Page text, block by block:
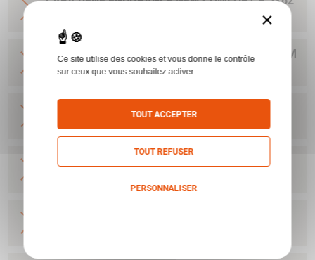
CARA BENE ENDURANCE NEW COMFORT 300WM
51 CM BENELLI
51 CM
×
Ce site utilise des cookies et vous donne le contrôle
sur ceux que vous souhaitez activer
TOUT ACCEPTER
TOUT REFUSER
PERSONNALISER